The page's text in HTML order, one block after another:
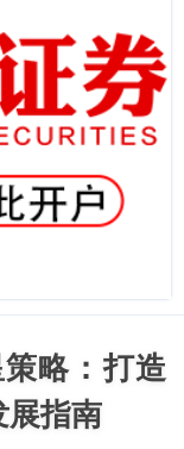
略：打造
展指南